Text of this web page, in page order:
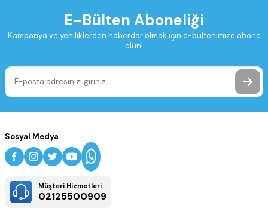
E-Bülten Aboneliği
Kampanya ve yeniliklerden haberdar olmak için e-bültenimize abone
olun!
Sosyal Medya
Müşteri Hizmetleri
02125500909